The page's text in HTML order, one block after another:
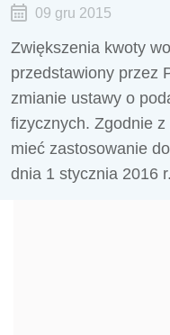
09 gru 2015
Zwiększenia kwoty
przedstawiony przez
zmianie ustawy o
fizycznych. Zgodnie
mieć zastosowanie
dnia 1 stycznia 2016 r.